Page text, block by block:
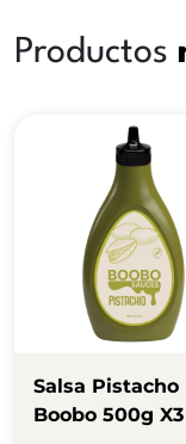
Productos
Salsa Pistacho
Boobo 500g X3